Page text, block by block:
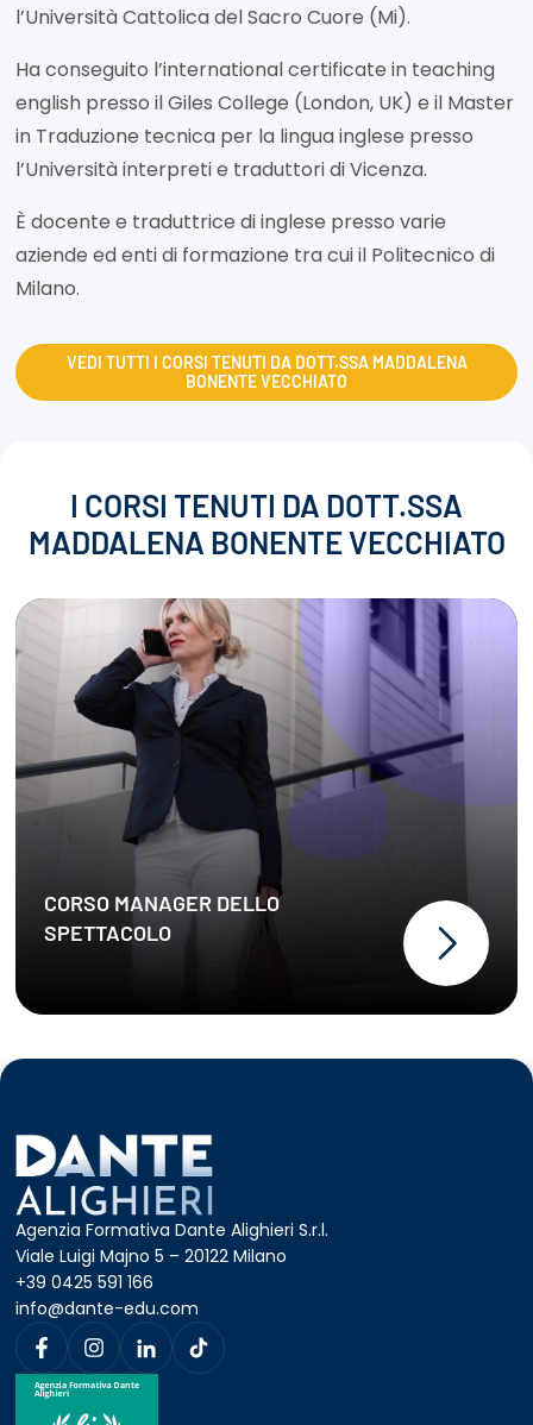
l’Università Cattolica del Sacro Cuore (Mi).
Ha conseguito l’international certificate in teaching
english presso il Giles College (London, UK) e il Master
in Traduzione tecnica per la lingua inglese presso
l’Università interpreti e traduttori di Vicenza.
È docente e traduttrice di inglese presso varie
aziende ed enti di formazione tra cui il Politecnico di
Milano.
VEDI TUTTI I CORSI TENUTI DA DOTT.SSA MADDALENA
BONENTE VECCHIATO
I CORSI TENUTI DA DOTT.SSA
MADDALENA BONENTE VECCHIATO
CORSO MANAGER DELLO
SPETTACOLO
Agenzia Formativa Dante Alighieri S.r.l.
Viale Luigi Majno 5 – 20122 Milano
+39 0425 591 166
info@dante-edu.com